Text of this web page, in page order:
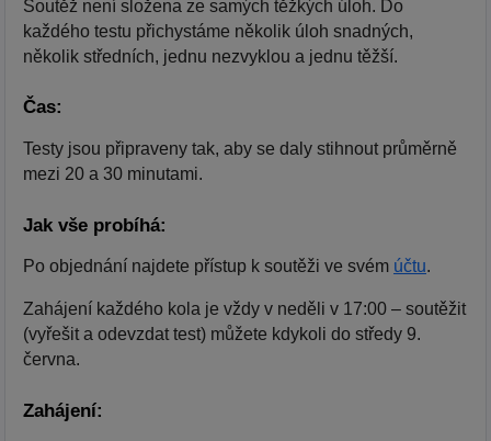
Soutěž není složena ze samých těžkých úloh. Do
každého testu přichystáme několik úloh snadných,
několik středních, jednu nezvyklou a jednu těžší.
Čas:
Testy jsou připraveny tak, aby se daly stihnout průměrně
mezi 20 a 30 minutami.
Jak vše probíhá:
Po objednání najdete přístup k soutěži ve svém účtu.
Zahájení každého kola je vždy v neděli v 17:00 – soutěžit
(vyřešit a odevzdat test) můžete kdykoli do středy 9.
června.
Zahájení: